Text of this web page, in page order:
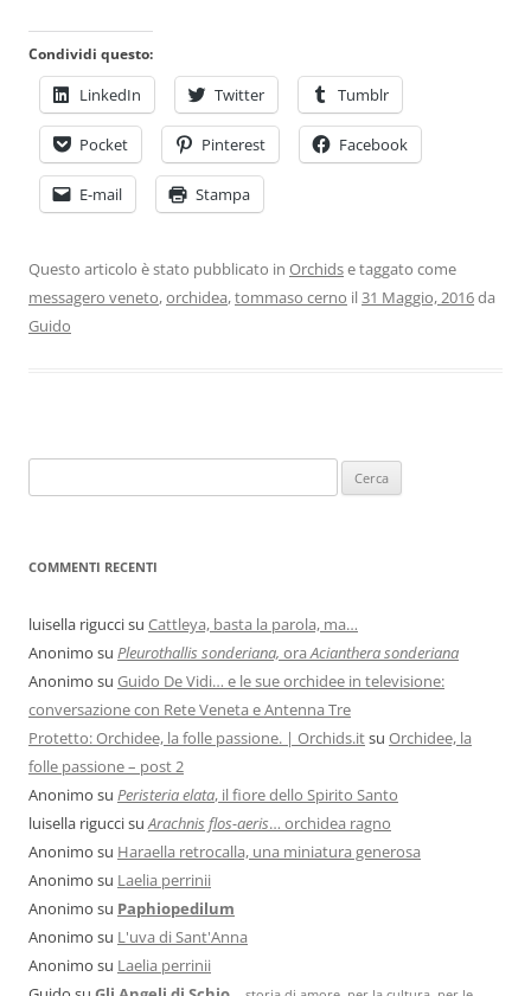
Condividi questo:
LinkedIn Twitter Tumblr
Pocket Pinterest Facebook
E-mail Stampa
Questo articolo è stato pubblicato in Orchidse taggato come
messagero veneto,orchidea,tommaso cerno il31 Maggio, 2016da
Guido
COMMENTI RECENTI
luisella riguccisu Cattleya, basta la parola, ma…
Anonimo su Pleurothallis sonderiana, ora Acianthera sonderiana
Anonimo su Guido De Vidi… e le sue orchidee in televisione:
conversazione con Rete Veneta e Antenna Tre
Protetto: Orchidee, la folle passione. | Orchids.itsu Orchidee, la
folle passione – post 2
Anonimo su Peristeria elata, il fiore dello Spirito Santo
luisella riguccisu Arachnis flos-aeris… orchidea ragno
Anonimo su Haraella retrocalla, una miniatura generosa
Anonimo su Laelia perrinii
Anonimo su Paphiopedilum
Anonimo su L'uva di Sant'Anna
Anonimo su Laelia perrinii